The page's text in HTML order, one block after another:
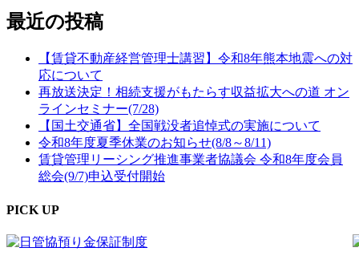
最近の投稿
【賃貸不動産経営管理士講習】令和8年熊本地震への対
応について
再放送決定！相続支援がもたらす収益拡大への道 オン
ラインセミナー(7/28)
【国土交通省】全国戦没者追悼式の実施について
令和8年度夏季休業のお知らせ(8/8～8/11)
賃貸管理リーシング推進事業者協議会 令和8年度会員
総会(9/7)申込受付開始
PICK UP